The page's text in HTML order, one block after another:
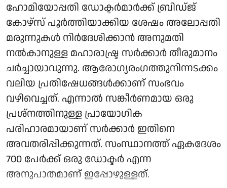
ഹോമിയോപ്പതി ഡോക്ടർമാർക്ക് ബ്രിഡ്ജ്
കോഴ്‌സ് പൂർത്തിയാക്കിയ ശേഷം അലോപ്പതി
മരുന്നുകൾ നിർദേശിക്കാൻ അനുമതി
നൽകാനുള്ള മഹാരാഷ്ട്ര സർക്കാർ തീരുമാനം
ചർച്ചായാവുന്നു. ആരോ​ഗ്യരം​ഗത്തുനിന്നടക്കം
വലിയ പ്രതിഷേധങ്ങൾക്കാണ് സംഭവം
വഴിവെച്ചത്. എന്നാൽ സങ്കീർണമായ ഒരു
പ്രശ്നത്തിനുള്ള പ്രായോഗിക
പരിഹാരമായാണ് സർക്കാർ ഇതിനെ
അവതരിപ്പിക്കുന്നത്. സംസ്ഥാനത്ത് ഏകദേശം
700 പേർക്ക് ഒരു ഡോക്ടർ എന്ന
അനുപാതമാണ് ഇപ്പോഴുള്ളത്.